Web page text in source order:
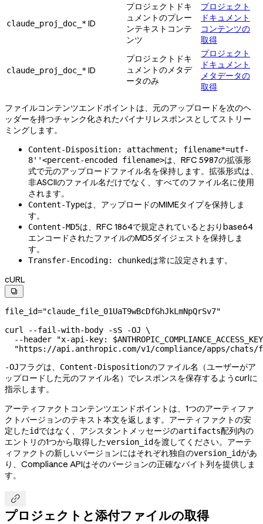
claude_proj_doc_*ID
プロジェクトドキ
ュメントのプレー
ンテキストコンテ
ンツ
プロジェクト
ドキュメント
コンテンツの
取得
claude_proj_doc_*ID
プロジェクトドキ
ュメントのメタデ
ータのみ
プロジェクト
ドキュメント
メタデータの
取得
ファイルコンテンツエンドポイントは、元のアップロードを次のヘ
ッダーを持つチャンク化されたバイナリレスポンスとしてストリー
ミングします。
Content-Disposition: attachment; filename*=utf-
8''<percent-encoded filename>は、RFC 5987の拡張形
式で元のアップロードファイル名を保持します。拡張形式は、
非ASCIIのファイル名だけでなく、すべてのファイル名に使用
されます。
Content-Typeは、アップロードのMIMEタイプを保持しま
す。
Content-MD5は、RFC 1864で規定されているとおりbase64
エンコードされたファイルのMD5ダイジェストを保持しま
す。
Transfer-Encoding: chunkedは常に設定されます。
cURL

file_id="claude_file_01UaT9wBcDfGhJkLmNpQrSv7"
curl
--fail-with-body -sS -OJ \
  --header
"x-api-key: $ANTHROPIC_COMPLIANCE_ACCESS_KEY
"https://api.anthropic.com/v1/compliance/apps/chats/
-OJフラグは、 Content-Dispositionのファイル名（ユーザーがア
ップロードした元のファイル名）でレスポンスを保存するようcurlに
指示します。
アーティファクトコンテンツエンドポイントは、1つのアーティファ
クトバージョンのテキスト本文を返します。アーティファクトの安
定したidではなく、アシスタントメッセージのartifacts配列内の
エントリの1つから取得したversion_idを渡してください。アーテ
ィファクトの新しいバージョンにはそれぞれ独自のversion_idがあ
り、Compliance APIはそのバージョンの正確なバイト列を提供しま
す。

プロジェクトと添付ファイルの取得